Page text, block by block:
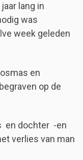
lang in
was
week geleden
en
op de
en dochter -en
verlies van man